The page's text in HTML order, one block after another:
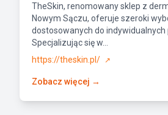
TheSkin, renomowany sklep z
Nowym Sączu, oferuje szeroki
dostosowanych do indywidualnych
Specjalizując się w...
https://theskin.pl/
↗
Zobacz więcej →